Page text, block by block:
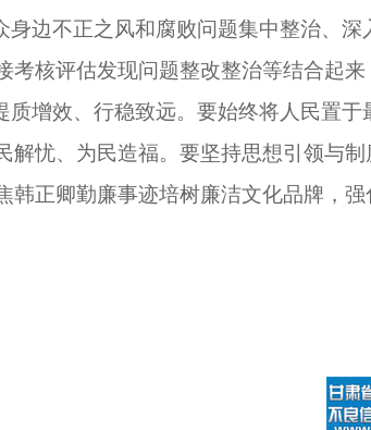
边不正之风和腐败问题集中整治、
核评估发现问题整改整治等结合起来
增效、行稳致远。要始终将人民置
忧、为民造福。要坚持思想引领与
正卿勤廉事迹培树廉洁文化品牌，